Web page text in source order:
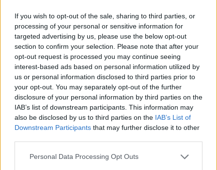
If you wish to opt-out of the sale, sharing to third parties, or
processing of your personal or sensitive information for
targeted advertising by us, please use the below opt-out
section to confirm your selection. Please note that after your
opt-out request is processed you may continue seeing
interest-based ads based on personal information utilized by
us or personal information disclosed to third parties prior to
your opt-out. You may separately opt-out of the further
disclosure of your personal information by third parties on the
IAB’s list of downstream participants. This information may
also be disclosed by us to third parties on the IAB’s List of
Downstream Participants that may further disclose it to other
Personal Data Processing Opt Outs
Vous pourriez sentir qu’une situation demande d’être
regardée avec plus de lucidité, sans détour mais sans
dureté non plus. Le climat astral soutient les
démarches de fond, les conversations vraies et les
décisions qui permettent de tourner une page ou
d’assainir un contexte. Sur le plan émotionnel, une
sensibilité plus vive peut remonter, notamment face à
une attente, un silence ou un comportement ambigu.
Pourtant, la journée offre aussi de belles possibilités
de recentrage et de consolidation. Une opportunité
peut surgir là où vous acceptez de simplifier, de dire
clairement ce que vous attendez ou de renoncer à